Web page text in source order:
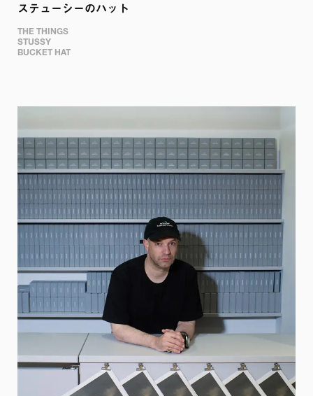
ステューシーのハット
THE THINGS
STUSSY
BUCKET HAT